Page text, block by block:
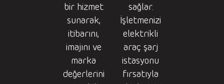
bir hizmet
sunarak,
itibarını,
imajını ve
marka
değerlerini
sağlar.
İşletmenizi
elektrikli
araç şarj
istasyonu
fırsatıyla